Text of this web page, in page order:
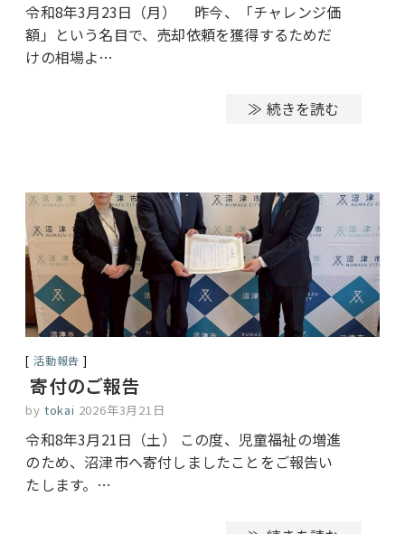
令和8年3月23日（月） 昨今、「チャレンジ価
額」という名目で、売却依頼を獲得するためだ
けの相場よ…
≫ 続きを読む
活動報告
寄付のご報告
by tokai 2026年3月21日
令和8年3月21日（土） この度、児童福祉の増進
のため、沼津市へ寄付しましたことをご報告い
たします。…